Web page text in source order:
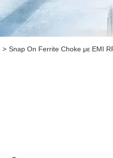
> Snap On Ferrite Choke με EMI